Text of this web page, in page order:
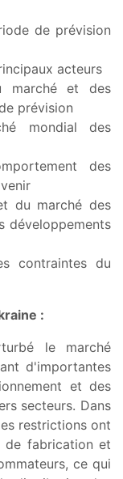
de prévision
acteurs
marché et des
prévision
mondial des
des
du marché des
développements
contraintes du
:
le marché
d'importantes
et des
secteurs. Dans
restrictions ont
de fabrication et
ce qui